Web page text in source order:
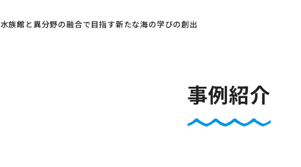
水族館と異分野の融合で目指す新たな海の学びの創出
事例紹介